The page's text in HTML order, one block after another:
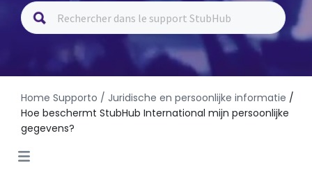
Home Supporto / Juridische en persoonlijke informatie /
Hoe beschermt StubHub International mijn persoonlijke
gegevens?